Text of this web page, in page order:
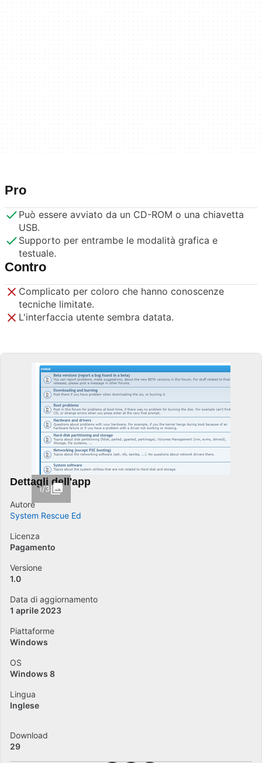
Pro
Può essere avviato da un CD-ROM o una chiavetta
USB.
Supporto per entrambe le modalità grafica e
testuale.
Contro
Complicato per coloro che hanno conoscenze
tecniche limitate.
L'interfaccia utente sembra datata.
1/3
Dettagli dell'app
Autore
System Rescue Ed
Licenza
Pagamento
Versione
1.0
Data di aggiornamento
1 aprile 2023
Piattaforme
Windows
OS
Windows 8
Lingua
Inglese
Download
29